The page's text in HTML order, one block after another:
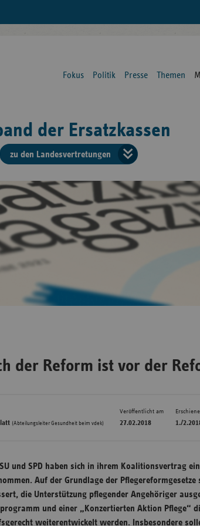
Fokus Politik Presse Themen
der Ersatzkassen
zu den Landesvertretungen
der
Hessen
der Reform ist vor der
(Abteilungsleiter Gesundheit beim vdek)
Veröffentlicht am
27.02.2018 1./
und SPD haben sich in ihrem Koalitionsvertrag
Auf der Grundlage der
die Unterstützung pflegender Angehöriger
und einer „Konzertierten Aktion Pflege“
weiterentwickelt werden. Insbesondere